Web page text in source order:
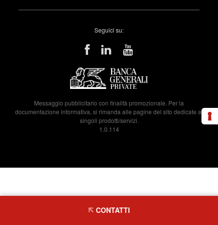
Seguici su:
Messaggio pubblicitario con finalità promozionale. Per la
documentazione informativa, si rimanda alle pagine del sito dedicate ai
singoli prodotti/servizi.
1.0.114
CONTATTI